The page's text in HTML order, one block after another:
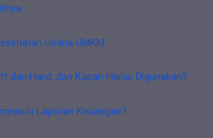
Usaha UMKM
dan Hard, dan Kapan Harus Digunakan?
Laporan Keuangan?